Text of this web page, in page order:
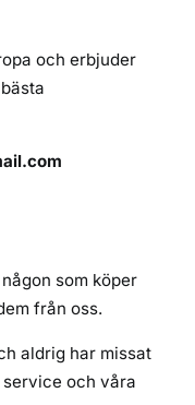
a
m
a
n
e
c
och erbjuder
som köper
från oss.
aldrig har missat
och våra